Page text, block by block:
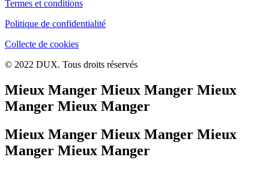
Termes et conditions
Politique de confidentialité
Collecte de cookies
© 2022 DUX. Tous droits réservés
Mieux Manger Mieux Manger Mieux
Manger Mieux Manger
Mieux Manger Mieux Manger Mieux
Manger Mieux Manger